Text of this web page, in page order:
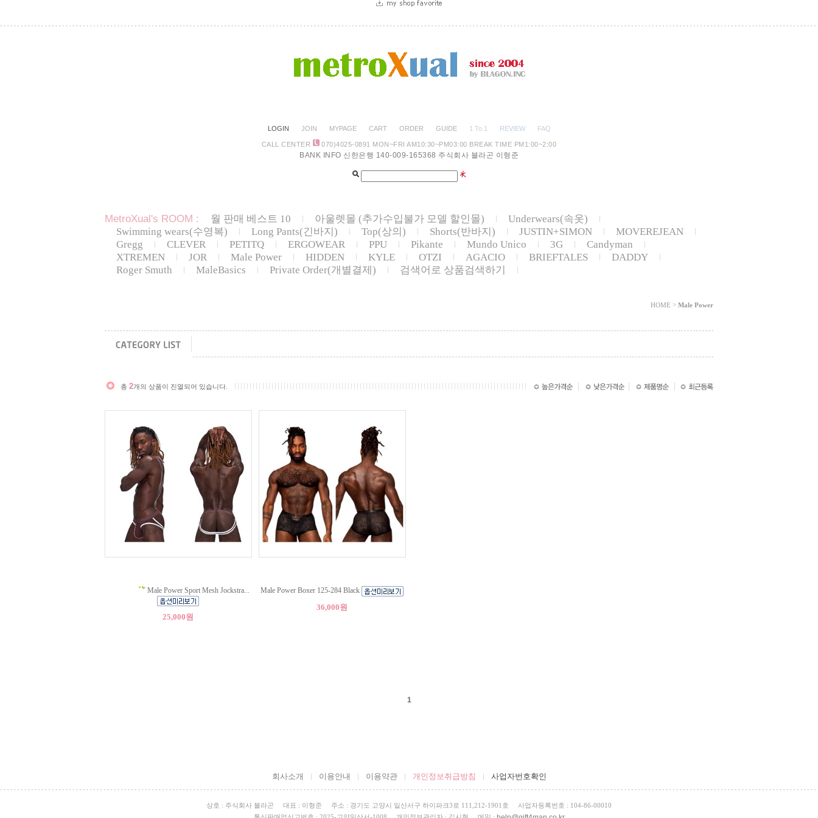
LOGIN JOIN MYPAGE CART ORDER GUIDE 1 To 1 REVIEW FAQ
CALL CENTER 070)4025-0891 MON~FRI AM10:30~PM03:00 BREAK TIME PM1:00~2:00
BANK INFO 신한은행 140-009-165368 주식회사 블라곤 이형준
MetroXual's ROOM : 월 판매 베스트 10 아울렛몰 (추가수입불가 모델 할인몰)
Underwears(속옷)
Swimming wears(수영복)
Long Pants(긴바지) Top(상의) Shorts(반바지) JUSTIN+SIMON
MOVEREJEAN
Gregg
CLEVER PETITQ ERGOWEAR PPU Pikante Mundo Unico 3G
Candyman
XTREMEN
JOR Male Power HIDDEN KYLE OTZI AGACIO BRIEFTALES
DADDY
Roger Smuth
MaleBasics Private Order(개별결제) 검색어로 상품검색하기
HOME > Male Power
총 2개의 상품이 진열되어 있습니다.
Male Power Sport Mesh Jockstra...
25,000원
Male Power Boxer 125-284 Black
36,000원
1
회사소개 이용안내 이용약관 개인정보취급방침 사업자번호확인
상호 : 주식회사 블라곤 대표 : 이형준 주소 : 경기도 고양시 일산서구 하이파크3로 111,212-1901호
사업자등록번호 : 104-86-00010